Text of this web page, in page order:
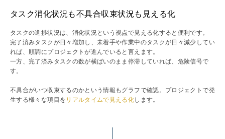
タスク消化状況も不具合収束状況も見える化
タスクの進捗状況は、消化状況という視点で見える化すると便利です。
完了済みタスクが日々増加し、未着手や作業中のタスクが日々減少してい
れば、順調にプロジェクトが進んでいると言えます。
一方、完了済みタスクの数が横ばいのまま停滞していれば、危険信号で
す。
不具合がいつ収束するのかという情報もグラフで確認。プロジェクトで発
生する様々な項目を リアルタイムで見える化します。